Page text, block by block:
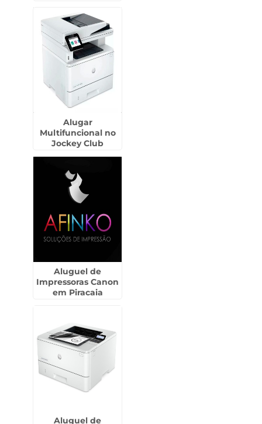
Alugar
Multifuncional no
Jockey Club
Aluguel de
Impressoras Canon
em Piracaia
Aluguel de